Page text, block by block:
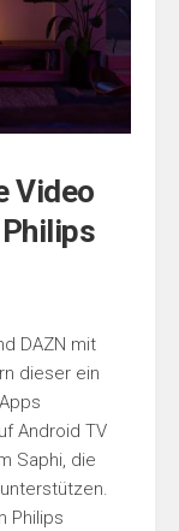
Video
DAZN mit
dieser ein
Android TV
Saphi, die
Philips